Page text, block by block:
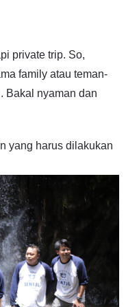
private trip. So,
family atau teman-
Bakal nyaman dan
yang harus dilakukan